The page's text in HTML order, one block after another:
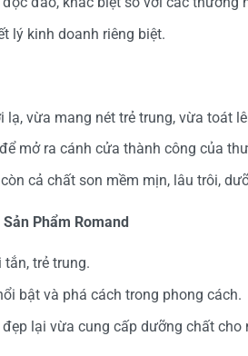
lý kinh doanh riêng biệt.
vừa mang nét trẻ trung, vừa toát
mở ra cánh cửa thành công của
cả chất son mềm mịn, lâu trôi,
Phẩm Romand
trẻ trung.
bật và phá cách trong phong cách.
lại vừa cung cấp dưỡng chất cho